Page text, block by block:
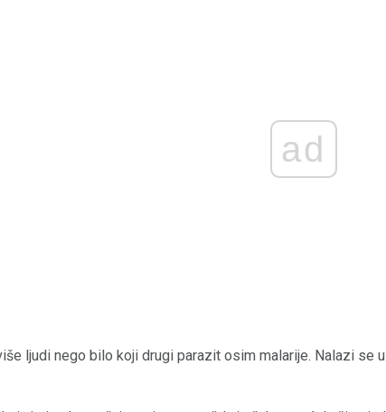
ad
ljudi nego bilo koji drugi parazit osim malarije. Nalazi se